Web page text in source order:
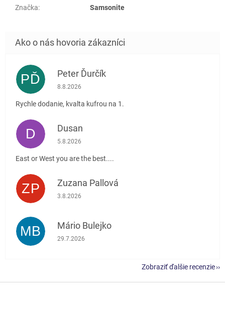
Značka: Samsonite
PĎ Peter Ďurčík
Hodnotenie obchodu je 5 z 5 hviezdičiek.
8.8.2026
Rychle dodanie, kvalta kufrou na 1.
D Dusan
Hodnotenie obchodu je 5 z 5 hviezdičiek.
5.8.2026
East or West you are the best....
ZP Zuzana Pallová
Hodnotenie obchodu je 5 z 5 hviezdičiek.
3.8.2026
MB Mário Bulejko
Hodnotenie obchodu je 5 z 5 hviezdičiek.
29.7.2026
Zobraziť ďalšie recenzie